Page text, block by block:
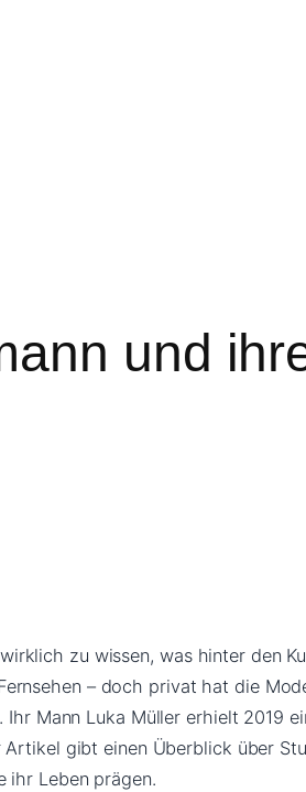
und
zu wissen, was hinter den
– doch privat hat die
Mann Luka Müller erhielt 2019
gibt einen Überblick über
ihr Leben prägen.